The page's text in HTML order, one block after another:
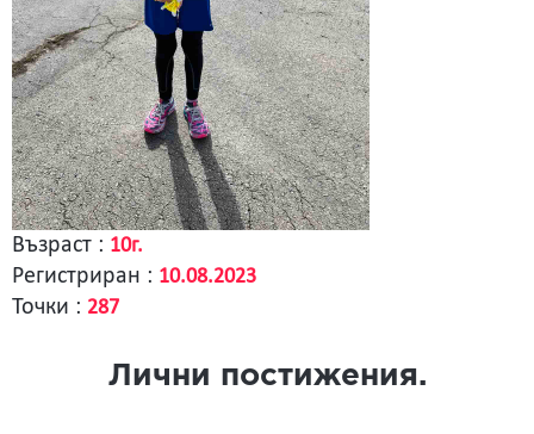
Възраст : 10г.
Регистриран : 10.08.2023
Точки : 287
Лични постижения.